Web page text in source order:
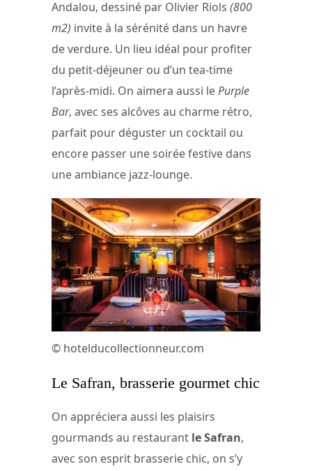
Andalou, dessiné par Olivier Riols (800
m2) invite à la sérénité dans un havre
de verdure. Un lieu idéal pour profiter
du petit-déjeuner ou d’un tea-time
l’après-midi. On aimera aussi lePurple
Bar, avec ses alcôves au charme rétro,
parfait pour déguster un cocktail ou
encore passer une soirée festive dans
une ambiance jazz-lounge.
© hotelducollectionneur.com
Le Safran, brasserie gourmet chic
On appréciera aussi les plaisirs
gourmands au restaurant le Safran,
avec son esprit brasserie chic, on s’y